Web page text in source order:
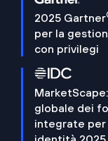
2025 Gartner
per la
con privilegi
globale dei
integrate per